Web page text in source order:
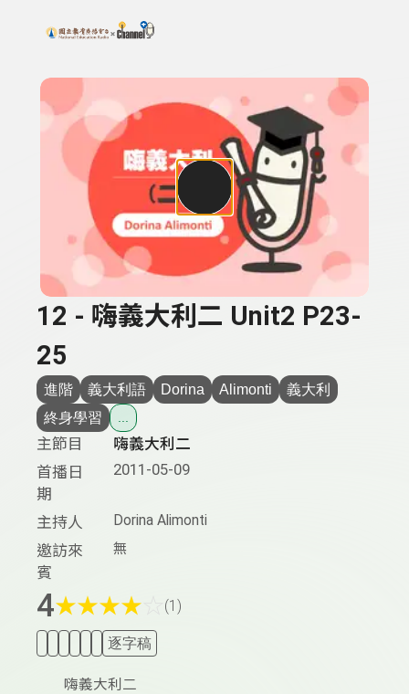
上方功能區塊
搜尋關鍵字：可輸入節目名稱、主持人或關鍵字
12 - 嗨義大利二 Unit2 P23-
25
進階 義大利語 Dorina Alimonti
義大利
終身學習
...
主節目
嗨義大利二
首播日
期
2011-05-09
主持人 Dorina Alimonti
邀訪來
賓
無
4★★★★ (1)
逐字稿
嗨義大利二